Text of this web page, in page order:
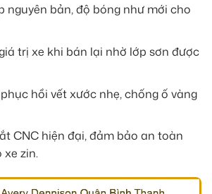
nguyên bản, độ bóng như mới cho
trị xe khi bán lại nhờ lớp sơn được
hồi vết xước nhẹ, chống ố vàng
CNC hiện đại, đảm bảo an toàn
zin.